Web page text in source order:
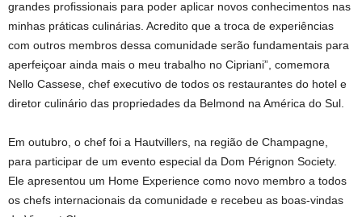
grandes profissionais para poder aplicar novos conhecimentos nas
minhas práticas culinárias. Acredito que a troca de experiências
com outros membros dessa comunidade serão fundamentais para
aperfeiçoar ainda mais o meu trabalho no Cipriani”, comemora
Nello Cassese, chef executivo de todos os restaurantes do hotel e
diretor culinário das propriedades da Belmond na América do Sul.
Em outubro, o chef foi a Hautvillers, na região de Champagne,
para participar de um evento especial da Dom Pérignon Society.
Ele apresentou um Home Experience como novo membro a todos
os chefs internacionais da comunidade e recebeu as boas-vindas